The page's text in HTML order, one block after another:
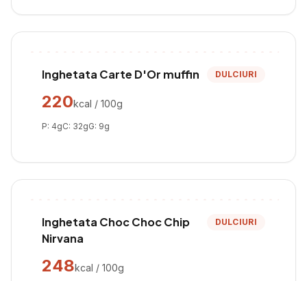
Inghetata Carte D'Or muffin DULCIURI
220kcal / 100g
P: 4gC: 32gG: 9g
Inghetata Choc Choc Chip
Nirvana
DULCIURI
248kcal / 100g